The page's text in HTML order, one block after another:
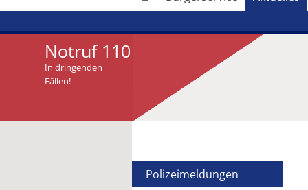
Notruf 110
In dringenden
Fällen!
Polizeimeldungen
Artikel weiterleiten